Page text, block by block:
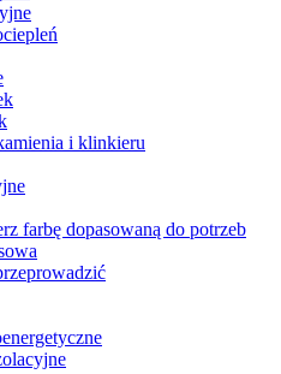
i klinkieru
farbę dopasowaną do potrzeb